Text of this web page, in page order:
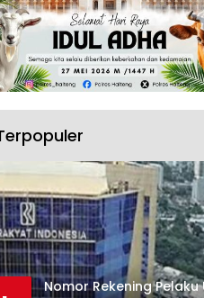
Nomor Rekening Pelaku